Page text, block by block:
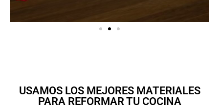
USAMOS LOS MEJORES MATERIALES
PARA REFORMAR TU COCINA